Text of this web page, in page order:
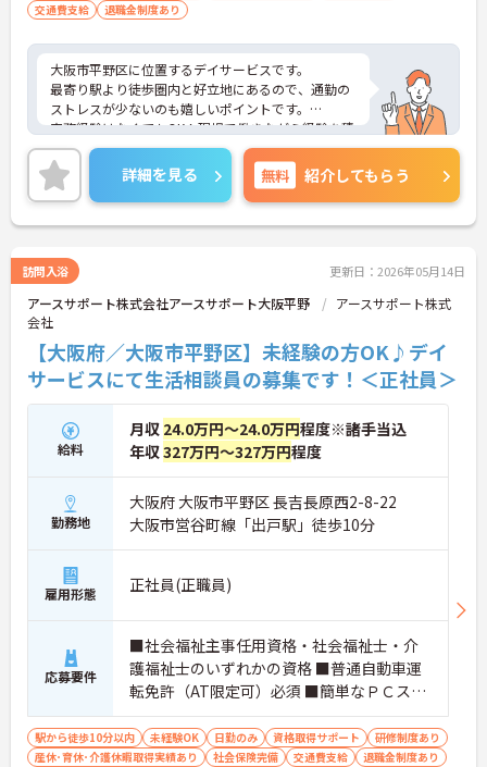
交通費支給
退職金制度あり
大阪市平野区に位置するデイサービスです。
最寄り駅より徒歩圏内と好立地にあるので、通勤の
ストレスが少ないのも嬉しいポイントです。
実務経験はなくてもOK！現場で働きながら経験を積
んでいくことができます。
ご興味をお持ちの方はお気軽にお問い合わせくださ
い。
詳細を見る 無料 紹介してもらう
訪問入浴 更新日：2026年05月14日
アースサポート株式会社アースサポート大阪平野
アースサポート株式
会社
【大阪府／大阪市平野区】未経験の方OK♪デイ
サービスにて生活相談員の募集です！＜正社員＞
給料
月収 24.0万円～24.0万円程度※諸手当込
年収327万円～327万円程度
勤務地
大阪府 大阪市平野区 長吉長原西2-8-22
大阪市営谷町線「出戸駅」徒歩10分
雇用形態 正社員(正職員)
応募要件
■社会福祉主事任用資格・社会福祉士・介
護福祉士のいずれかの資格 ■普通自動車運
転免許（AT限定可）必須 ■簡単なＰＣスキ
ル（ワード・エクセルなど） ■未経験の方
OK
駅から徒歩10分以内 未経験OK 日勤のみ 資格取得サポート
研修制度あり
産休･育休･介護休暇取得実績あり
社会保険完備 交通費支給 退職金制度あり